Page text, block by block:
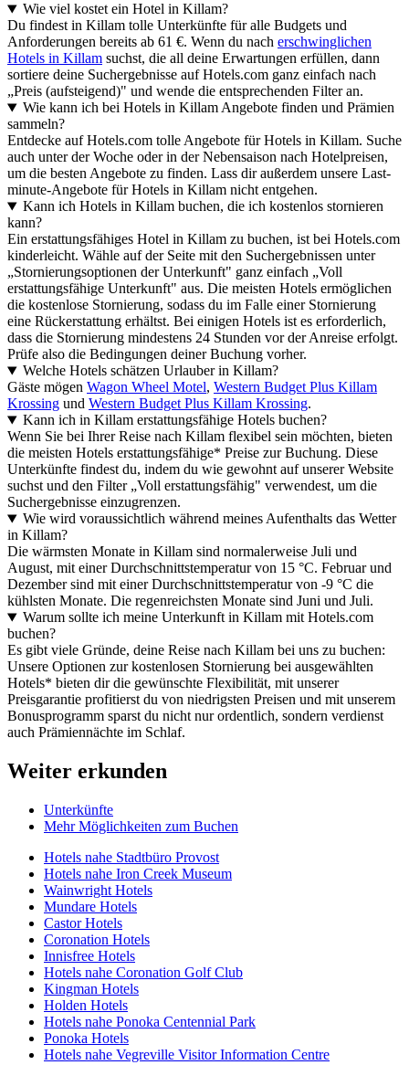
Wie viel kostet ein Hotel in Killam?
Du findest in Killam tolle Unterkünfte für alle Budgets und
Anforderungen bereits ab 61 €. Wenn du nach erschwinglichen
Hotels in Killam suchst, die all deine Erwartungen erfüllen, dann
sortiere deine Suchergebnisse auf Hotels.com ganz einfach nach
„Preis (aufsteigend)" und wende die entsprechenden Filter an.
Wie kann ich bei Hotels in Killam Angebote finden und Prämien
sammeln?
Entdecke auf Hotels.com tolle Angebote für Hotels in Killam. Suche
auch unter der Woche oder in der Nebensaison nach Hotelpreisen,
um die besten Angebote zu finden. Lass dir außerdem unsere Last-
minute-Angebote für Hotels in Killam nicht entgehen.
Kann ich Hotels in Killam buchen, die ich kostenlos stornieren
kann?
Ein erstattungsfähiges Hotel in Killam zu buchen, ist bei Hotels.com
kinderleicht. Wähle auf der Seite mit den Suchergebnissen unter
„Stornierungsoptionen der Unterkunft" ganz einfach „Voll
erstattungsfähige Unterkunft" aus. Die meisten Hotels ermöglichen
die kostenlose Stornierung, sodass du im Falle einer Stornierung
eine Rückerstattung erhältst. Bei einigen Hotels ist es erforderlich,
dass die Stornierung mindestens 24 Stunden vor der Anreise erfolgt.
Prüfe also die Bedingungen deiner Buchung vorher.
Welche Hotels schätzen Urlauber in Killam?
Gäste mögen Wagon Wheel Motel, Western Budget Plus Killam
Krossing und Western Budget Plus Killam Krossing.
Kann ich in Killam erstattungsfähige Hotels buchen?
Wenn Sie bei Ihrer Reise nach Killam flexibel sein möchten, bieten
die meisten Hotels erstattungsfähige* Preise zur Buchung. Diese
Unterkünfte findest du, indem du wie gewohnt auf unserer Website
suchst und den Filter „Voll erstattungsfähig" verwendest, um die
Suchergebnisse einzugrenzen.
Wie wird voraussichtlich während meines Aufenthalts das Wetter
in Killam?
Die wärmsten Monate in Killam sind normalerweise Juli und
August, mit einer Durchschnittstemperatur von 15 °C. Februar und
Dezember sind mit einer Durchschnittstemperatur von -9 °C die
kühlsten Monate. Die regenreichsten Monate sind Juni und Juli.
Warum sollte ich meine Unterkunft in Killam mit Hotels.com
buchen?
Es gibt viele Gründe, deine Reise nach Killam bei uns zu buchen:
Unsere Optionen zur kostenlosen Stornierung bei ausgewählten
Hotels* bieten dir die gewünschte Flexibilität, mit unserer
Preisgarantie profitierst du von niedrigsten Preisen und mit unserem
Bonusprogramm sparst du nicht nur ordentlich, sondern verdienst
auch Prämiennächte im Schlaf.
Weiter erkunden
Unterkünfte
Mehr Möglichkeiten zum Buchen
Hotels nahe Stadtbüro Provost
Hotels nahe Iron Creek Museum
Wainwright Hotels
Mundare Hotels
Castor Hotels
Coronation Hotels
Innisfree Hotels
Hotels nahe Coronation Golf Club
Kingman Hotels
Holden Hotels
Hotels nahe Ponoka Centennial Park
Ponoka Hotels
Hotels nahe Vegreville Visitor Information Centre